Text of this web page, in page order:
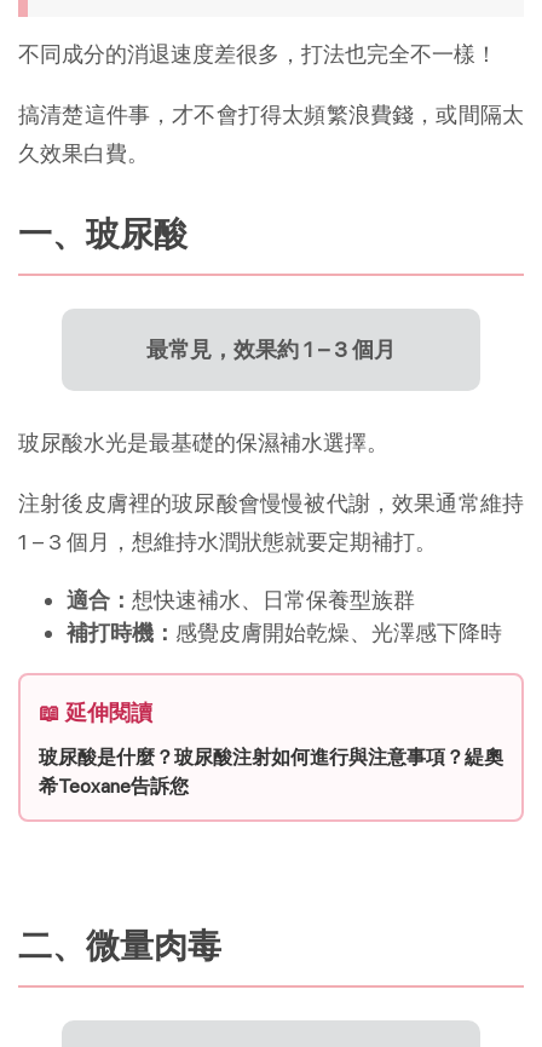
不同成分的消退速度差很多，打法也完全不一樣！
搞清楚這件事，才不會打得太頻繁浪費錢，或間隔太
久效果白費。
一、玻尿酸
最常見，效果約 1 – 3 個月
玻尿酸水光是最基礎的保濕補水選擇。
注射後皮膚裡的玻尿酸會慢慢被代謝，效果通常維持
1 – 3 個月，想維持水潤狀態就要定期補打。
適合： 想快速補水、日常保養型族群
補打時機： 感覺皮膚開始乾燥、光澤感下降時
📖 延伸閱讀
玻尿酸是什麼？玻尿酸注射如何進行與注意事項？緹奧
希Teoxane告訴您
二、微量肉毒